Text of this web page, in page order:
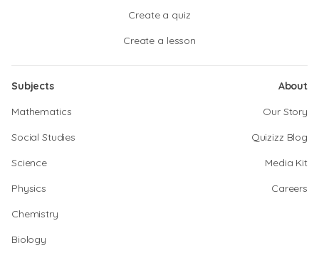
Create a quiz
Create a lesson
Subjects
Mathematics
Social Studies
Science
Physics
Chemistry
Biology
About
Our Story
Quizizz Blog
Media Kit
Careers